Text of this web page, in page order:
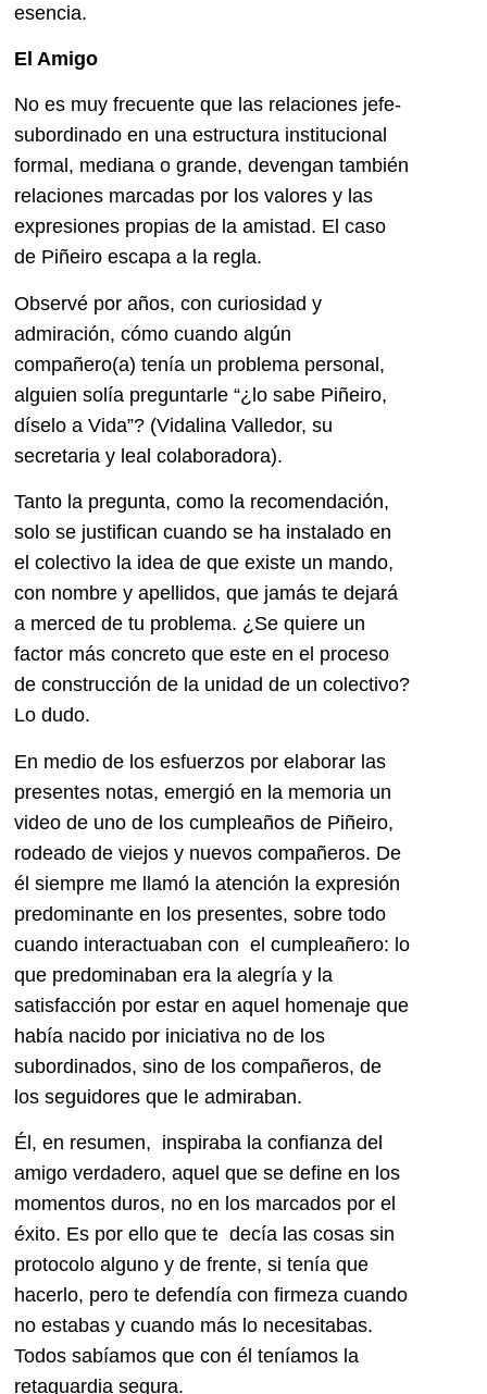
esencia.
El Amigo
No es muy frecuente que las relaciones jefe-
subordinado en una estructura institucional
formal, mediana o grande, devengan también
relaciones marcadas por los valores y las
expresiones propias de la amistad. El caso
de Piñeiro escapa a la regla.
Observé por años, con curiosidad y
admiración, cómo cuando algún
compañero(a) tenía un problema personal,
alguien solía preguntarle “¿lo sabe Piñeiro,
díselo a Vida”? (Vidalina Valledor, su
secretaria y leal colaboradora).
Tanto la pregunta, como la recomendación,
solo se justifican cuando se ha instalado en
el colectivo la idea de que existe un mando,
con nombre y apellidos, que jamás te dejará
a merced de tu problema. ¿Se quiere un
factor más concreto que este en el proceso
de construcción de la unidad de un colectivo?
Lo dudo.
En medio de los esfuerzos por elaborar las
presentes notas, emergió en la memoria un
video de uno de los cumpleaños de Piñeiro,
rodeado de viejos y nuevos compañeros. De
él siempre me llamó la atención la expresión
predominante en los presentes, sobre todo
cuando interactuaban con el cumpleañero: lo
que predominaban era la alegría y la
satisfacción por estar en aquel homenaje que
había nacido por iniciativa no de los
subordinados, sino de los compañeros, de
los seguidores que le admiraban.
Él, en resumen, inspiraba la confianza del
amigo verdadero, aquel que se define en los
momentos duros, no en los marcados por el
éxito. Es por ello que te decía las cosas sin
protocolo alguno y de frente, si tenía que
hacerlo, pero te defendía con firmeza cuando
no estabas y cuando más lo necesitabas.
Todos sabíamos que con él teníamos la
retaguardia segura.